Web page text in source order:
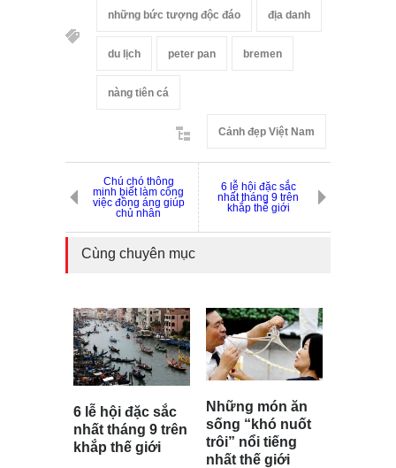
những bức tượng độc đáo địa danh
du lịch peter pan bremen
nàng tiên cá
Cảnh đẹp Việt Nam
Chú chó thông
minh biết làm công
việc đồng áng giúp
chủ nhân
6 lễ hội đặc sắc
nhất tháng 9 trên
khắp thế giới
Cùng chuyên mục
6 lễ hội đặc sắc
nhất tháng 9 trên
khắp thế giới
Những món ăn
sống “khó nuốt
trôi” nổi tiếng
nhất thế giới